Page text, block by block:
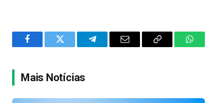
FacebookTwitter TelegramEmail
Copy
Mais Notícias